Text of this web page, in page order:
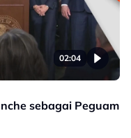
02:04
sebagai Peguam